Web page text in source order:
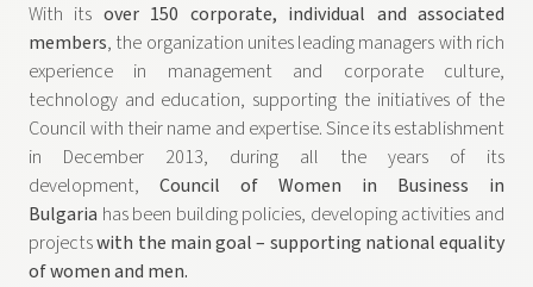
With its over 150 corporate, individual and associated
members, the organization unites leading managers with rich
experience in management and corporate culture,
technology and education, supporting the initiatives of the
Council with their name and expertise. Since its establishment
in December 2013, during all the years of its
development, Council of Women in Business in
Bulgaria has been building policies, developing activities and
projectswith the main goal – supporting national equality
of women and men.